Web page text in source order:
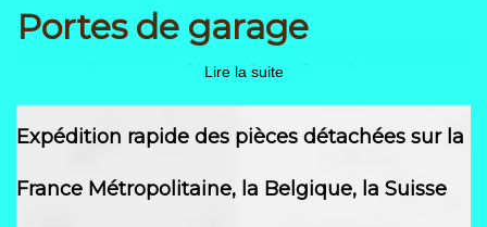
Portes de garage
sectionnelles latérales
GAMME NOVOSIDE® de
NOVOFERM
Lire la suite
Expédition rapide des pièces détachées sur la
France Métropolitaine, la Belgique, la Suisse